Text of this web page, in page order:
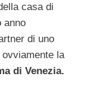
casa di
anno
di uno
ovviamente la
di Venezia.